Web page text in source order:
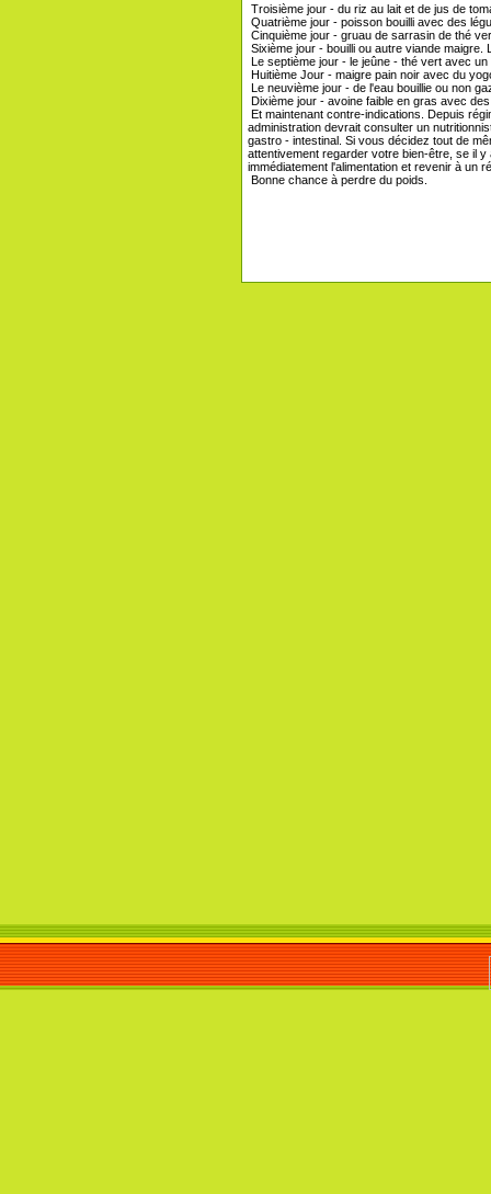
Troisième jour - du riz au lait et de jus de
Quatrième jour - poisson bouilli avec des
Cinquième jour - gruau de sarrasin de thé
Sixième jour - bouilli ou autre viande maigre.
Le septième jour - le jeûne - thé vert avec un
Huitième Jour - maigre pain noir avec du
Le neuvième jour - de l'eau bouillie ou non
Dixième jour - avoine faible en gras avec
Et maintenant contre-indications. Depuis
administration devrait consulter un
gastro - intestinal. Si vous décidez tout de
attentivement regarder votre bien-être, se il
immédiatement l'alimentation et revenir à un
Bonne chance à perdre du poids.